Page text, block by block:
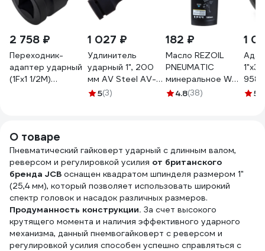
2 758 ₽
Переходник-
адаптер ударный
(1Fх1 1/2M)
1 027 ₽
Удлинитель
ударный 1", 200
мм AV Steel AV-
749200
5(3)
182 ₽
Масло REZOIL
PNEUMATIC
минеральное WH-
45 0.1 л Rezer
4.8(38)
1
1"х3/
5
О товаре
Пневматический гайковерт ударный с длинным валом,
реверсом и регулировкой усилия от британского
бренда JCB оснащен квадратом шпинделя размером 1"
(25,4 мм), который позволяет использовать широкий
спектр головок и насадок различных размеров.
Продуманность конструкции. За счет высокого
крутящего момента и наличия эффективного ударного
механизма, данный пнемвогайковерт с реверсом и
регулировкой усилия способен успешно справляться с